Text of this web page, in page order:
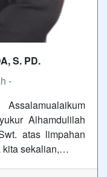
S. PD.
-
Alhamdulilah
atas limpahan
kita sekalian,…